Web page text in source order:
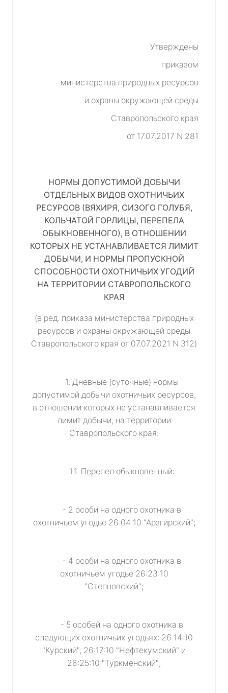
Утверждены
приказом
министерства природных ресурсов
и охраны окружающей среды
Ставропольского края
от 17.07.2017 N 281
НОРМЫ ДОПУСТИМОЙ ДОБЫЧИ
ОТДЕЛЬНЫХ ВИДОВ ОХОТНИЧЬИХ
РЕСУРСОВ (ВЯХИРЯ, СИЗОГО ГОЛУБЯ,
КОЛЬЧАТОЙ ГОРЛИЦЫ, ПЕРЕПЕЛА
ОБЫКНОВЕННОГО), В ОТНОШЕНИИ
КОТОРЫХ НЕ УСТАНАВЛИВАЕТСЯ ЛИМИТ
ДОБЫЧИ, И НОРМЫ ПРОПУСКНОЙ
СПОСОБНОСТИ ОХОТНИЧЬИХ УГОДИЙ
НА ТЕРРИТОРИИ СТАВРОПОЛЬСКОГО
КРАЯ
(в ред. приказа министерства природных
ресурсов и охраны окружающей среды
Ставропольского края от 07.07.2021 N 312)
1. Дневные (суточные) нормы
допустимой добычи охотничьих ресурсов,
в отношении которых не устанавливается
лимит добычи, на территории
Ставропольского края:
1.1. Перепел обыкновенный:
- 2 особи на одного охотника в
охотничьем угодье 26:04:10 "Арзгирский";
- 4 особи на одного охотника в
охотничьем угодье 26:23:10
"Степновский";
- 5 особей на одного охотника в
следующих охотничьих угодьях: 26:14:10
"Курский", 26:17:10 "Нефтекумский" и
26:25:10 "Туркменский";